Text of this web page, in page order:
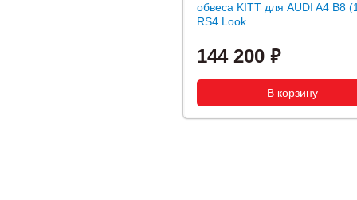
обвеса KITT для AUDI A4 B8
RS4 Look
144 200